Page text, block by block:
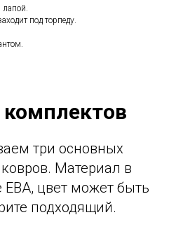
лапой.
под торпеду.
три основных
Материал в
цвет может быть
подходящий.